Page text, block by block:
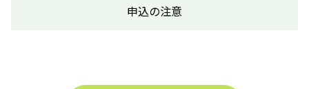
申込の注意